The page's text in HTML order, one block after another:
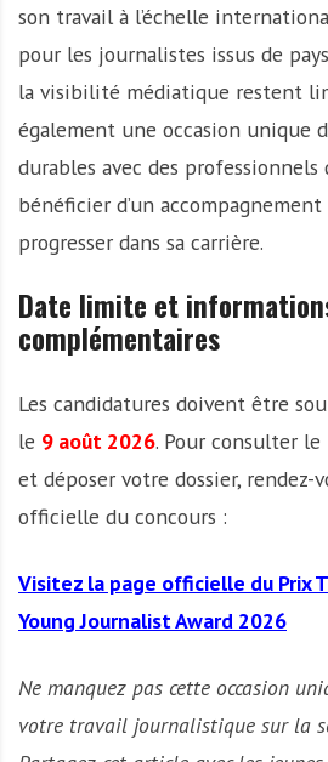
son travail à l’échelle
pour les journalistes issus de
la visibilité médiatique restent
également une occasion unique
durables avec des
bénéficier d’un
progresser dans sa carrière.
Date limite et
complémentaires
Les candidatures doivent être
le 9 août 2026. Pour consulter
et déposer votre dossier, rendez-
officielle du concours :
Visitez la page officielle du Prix
Young Journalist Award 2026
Ne manquez pas cette occasion
votre travail journalistique sur la